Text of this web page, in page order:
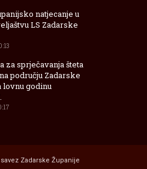
natjecanje u
LS Zadarske
za sprječavanja šteta
području Zadarske
lovnu godinu
Zadarske Županije